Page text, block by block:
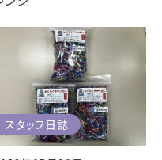
スタッフ日誌